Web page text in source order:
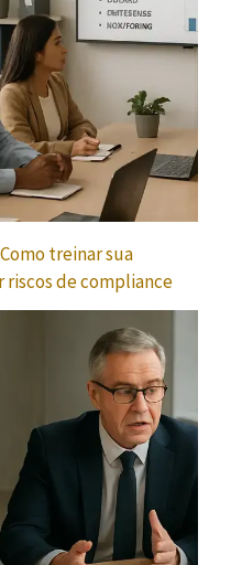
treinar sua
de compliance